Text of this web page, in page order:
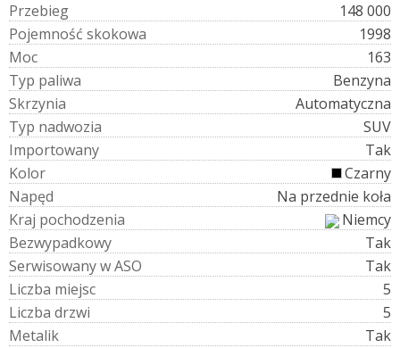
Przebieg
148 000
Pojemność skokowa
1998
Moc
163
Typ paliwa
Benzyna
Skrzynia
Automatyczna
Typ nadwozia
SUV
Importowany
Tak
Kolor
Czarny
Napęd
Na przednie koła
Kraj pochodzenia
Niemcy
Bezwypadkowy
Tak
SerwisowanywASO
Tak
Liczba miejsc
5
Liczba drzwi
5
Metalik
Tak